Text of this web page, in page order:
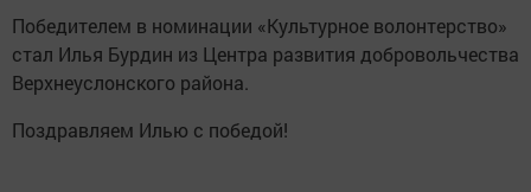
Победителем в номинации «Культурное волонтерство»
стал Илья Бурдин из Центра развития добровольчества
Верхнеуслонского района.
Поздравляем Илью с победой!